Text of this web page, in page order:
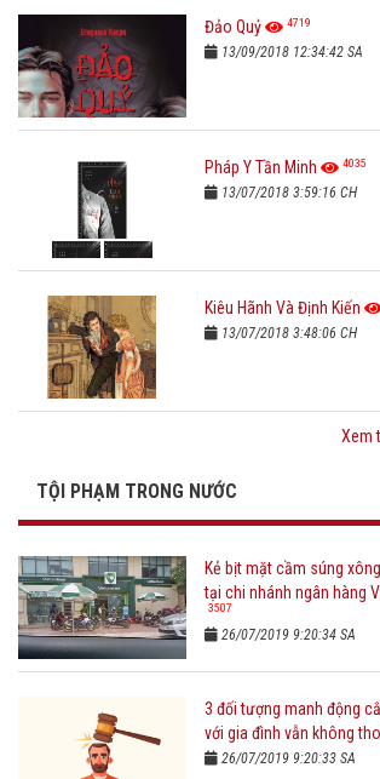
Đảo Quỷ 4719
13/09/2018 12:34:42 SA
Pháp Y Tần Minh 4035
13/07/2018 3:59:16 CH
Kiêu Hãnh Và Định Kiến
13/07/2018 3:48:06 CH
Xem
TỘI PHẠM TRONG NƯỚC
Kẻ bịt mặt cầm súng
tại chi nhánh ngân hàng
3507
26/07/2019 9:20:34 SA
3 đối tượng manh động
với gia đình vẫn không
26/07/2019 9:20:33 SA